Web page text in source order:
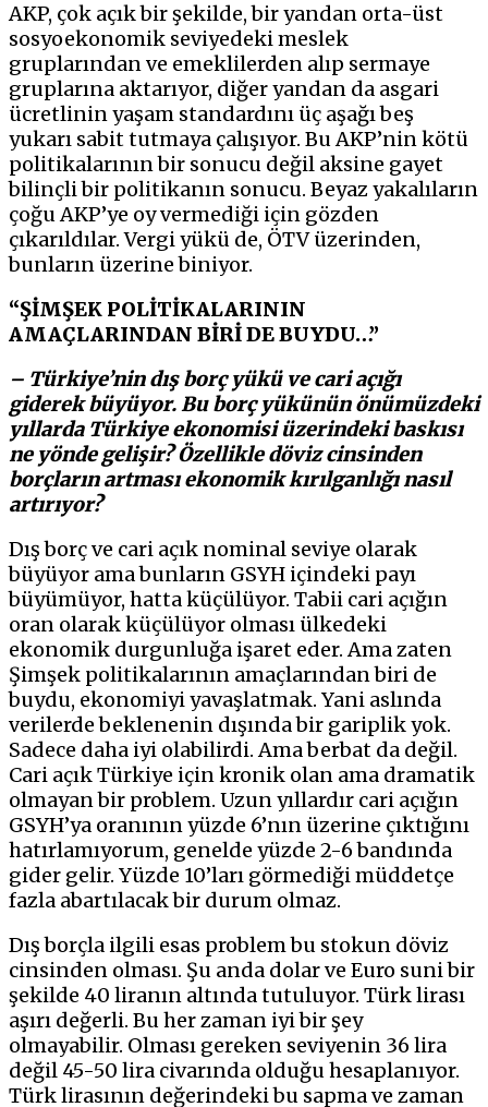
AKP, çok açık bir şekilde, bir yandan orta-üst
sosyoekonomik seviyedeki meslek
gruplarından ve emeklilerden alıp sermaye
gruplarına aktarıyor, diğer yandan da asgari
ücretlinin yaşam standardını üç aşağı beş
yukarı sabit tutmaya çalışıyor. Bu AKP’nin kötü
politikalarının bir sonucu değil aksine gayet
bilinçli bir politikanın sonucu. Beyaz yakalıların
çoğu AKP’ye oy vermediği için gözden
çıkarıldılar. Vergi yükü de, ÖTV üzerinden,
bunların üzerine biniyor.
“ŞİMŞEK POLİTİKALARININ
AMAÇLARINDAN BİRİ DE BUYDU…”
– Türkiye’nin dış borç yükü ve cari açığı
giderek büyüyor. Bu borç yükünün önümüzdeki
yıllarda Türkiye ekonomisi üzerindeki baskısı
ne yönde gelişir? Özellikle döviz cinsinden
borçların artması ekonomik kırılganlığı nasıl
artırıyor?
Dış borç ve cari açık nominal seviye olarak
büyüyor ama bunların GSYH içindeki payı
büyümüyor, hatta küçülüyor. Tabii cari açığın
oran olarak küçülüyor olması ülkedeki
ekonomik durgunluğa işaret eder. Ama zaten
Şimşek politikalarının amaçlarından biri de
buydu, ekonomiyi yavaşlatmak. Yani aslında
verilerde beklenenin dışında bir gariplik yok.
Sadece daha iyi olabilirdi. Ama berbat da değil.
Cari açık Türkiye için kronik olan ama dramatik
olmayan bir problem. Uzun yıllardır cari açığın
GSYH’ya oranının yüzde 6’nın üzerine çıktığını
hatırlamıyorum, genelde yüzde 2-6 bandında
gider gelir. Yüzde 10’ları görmediği müddetçe
fazla abartılacak bir durum olmaz.
Dış borçla ilgili esas problem bu stokun döviz
cinsinden olması. Şu anda dolar ve Euro suni bir
şekilde 40 liranın altında tutuluyor. Türk lirası
aşırı değerli. Bu her zaman iyi bir şey
olmayabilir. Olması gereken seviyenin 36 lira
değil 45-50 lira civarında olduğu hesaplanıyor.
Türk lirasının değerindeki bu sapma ve zaman